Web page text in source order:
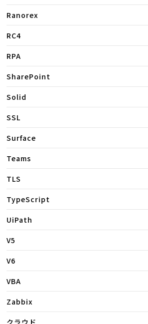
Ranorex
RC4
RPA
SharePoint
Solid
SSL
Surface
Teams
TLS
TypeScript
UiPath
V5
V6
VBA
Zabbix
クラウド